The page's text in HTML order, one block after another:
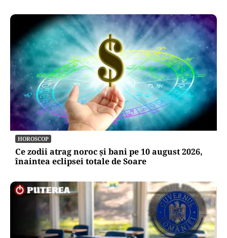
HOROSCOP
Ce zodii atrag noroc și bani pe 10 august 2026,
înaintea eclipsei totale de Soare